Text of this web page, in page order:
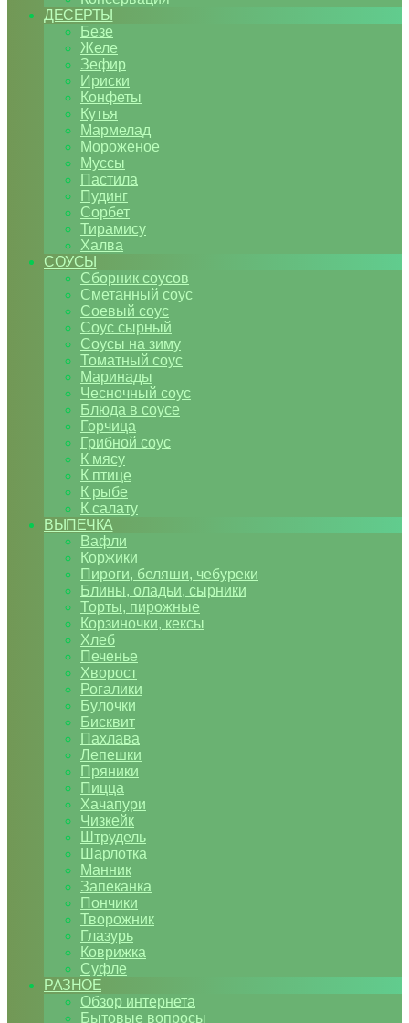
ДЕСЕРТЫ
Безе
Желе
Зефир
Ириски
Конфеты
Кутья
Мармелад
Мороженое
Муссы
Пастила
Пудинг
Сорбет
Тирамису
Халва
СОУСЫ
Сборник соусов
Сметанный соус
Соевый соус
Соус сырный
Соусы на зиму
Томатный соус
Маринады
Чесночный соус
Блюда в соусе
Горчица
Грибной соус
К мясу
К птице
К рыбе
К салату
ВЫПЕЧКА
Вафли
Коржики
Пироги, беляши, чебуреки
Блины, оладьи, сырники
Торты, пирожные
Корзиночки, кексы
Хлеб
Печенье
Хворост
Рогалики
Булочки
Бисквит
Пахлава
Лепешки
Пряники
Пицца
Хачапури
Чизкейк
Штрудель
Шарлотка
Манник
Запеканка
Пончики
Творожник
Глазурь
Коврижка
Суфле
РАЗНОЕ
Обзор интернета
Бытовые вопросы